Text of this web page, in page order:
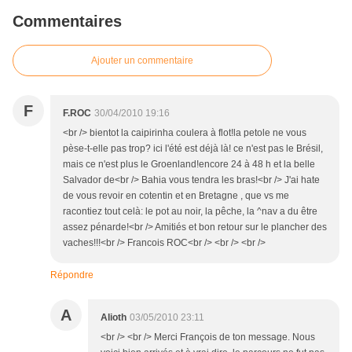
Commentaires
Ajouter un commentaire
F F.ROC 30/04/2010 19:16
<br /> bientot la caipirinha coulera à flot!la petole ne vous
pèse-t-elle pas trop? ici l'été est déjà là! ce n'est pas le Brésil,
mais ce n'est plus le Groenland!encore 24 à 48 h et la belle
Salvador de<br /> Bahia vous tendra les bras!<br /> J'ai hate
de vous revoir en cotentin et en Bretagne , que vs me
racontiez tout celà: le pot au noir, la pêche, la ^nav a du être
assez pénarde!<br /> Amitiés et bon retour sur le plancher des
vaches!!!<br /> Francois ROC<br /> <br /> <br />
Répondre
A Alioth 03/05/2010 23:11
<br /> <br /> Merci François de ton message. Nous